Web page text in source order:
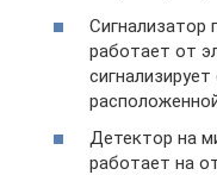
Сигнализатор
работает от
Детектор на
работает на